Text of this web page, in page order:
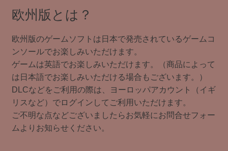
欧州版とは？
欧州版のゲームソフトは日本で発売されているゲームコ
ンソールでお楽しみいただけます。
ゲームは英語でお楽しみいただけます。（商品によって
は日本語でお楽しみいただける場合もございます。）
DLCなどをご利用の際は、ヨーロッパアカウント（イギ
リスなど）でログインしてご利用いただけます。
ご不明な点などございましたらお気軽にお問合せフォー
ムよりお知らせください。